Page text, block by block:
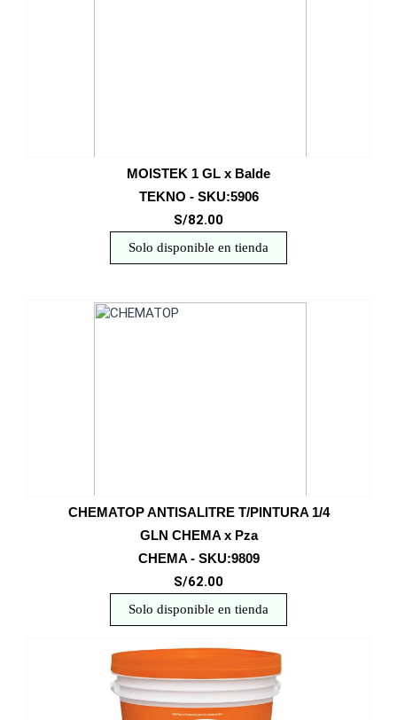
MOISTEK 1 GL x Balde
TEKNO - SKU:5906
S/82.00
Solo disponible en tienda
CHEMATOP ANTISALITRE T/PINTURA 1/4
GLN CHEMA x Pza
CHEMA - SKU:9809
S/62.00
Solo disponible en tienda